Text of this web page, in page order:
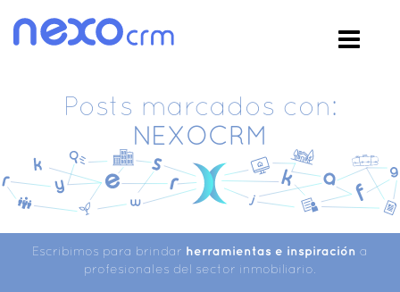
Posts marcados con:
NEXOCRM
Escribimos para brindar herramientas e inspiración a
profesionales del sector inmobiliario.